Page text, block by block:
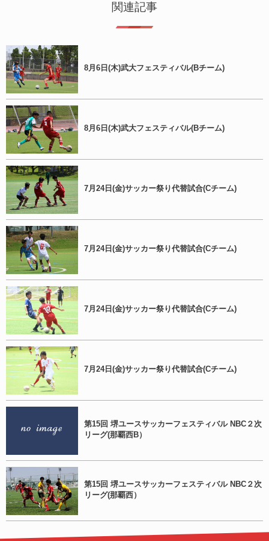
関連記事
8月6日(木)武大フェスティバル(Bチーム)
8月6日(木)武大フェスティバル(Bチーム)
7月24日(金)サッカー祭り代替試合(Cチーム)
7月24日(金)サッカー祭り代替試合(Cチーム)
7月24日(金)サッカー祭り代替試合(Cチーム)
7月24日(金)サッカー祭り代替試合(Cチーム)
第15回 堺ユースサッカーフェスティバル NBC２次
リーグ(那覇西B）
第15回 堺ユースサッカーフェスティバル NBC２次
リーグ(那覇西）